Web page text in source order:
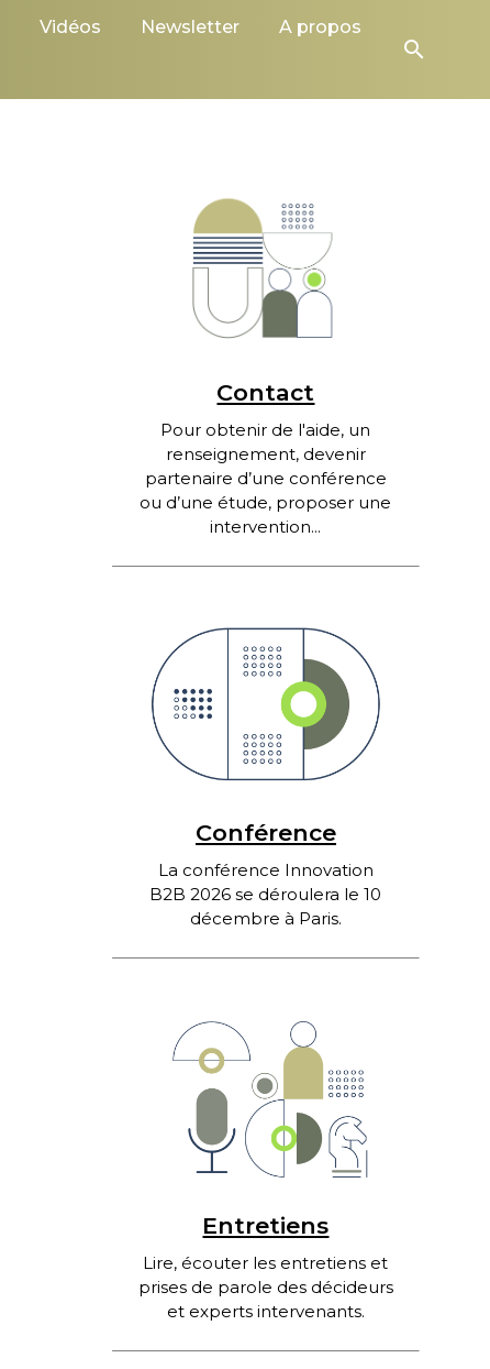
Vidéos Newsletter A propos
search
Contact
Pour obtenir de l'aide, un
renseignement, devenir
partenaire d’une conférence
ou d’une étude, proposer une
intervention...
Conférence
La conférence Innovation
B2B 2026 se déroulera le 10
décembre à Paris.
Entretiens
Lire, écouter les entretiens et
prises de parole des décideurs
et experts intervenants.